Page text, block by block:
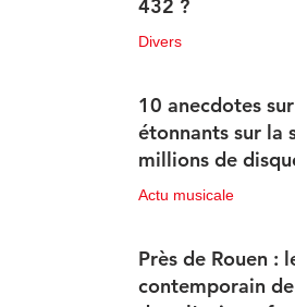
432 ?
Divers
10 anecdotes
étonnants sur la
millions de
Actu musicale
Près de Rouen :
contemporain